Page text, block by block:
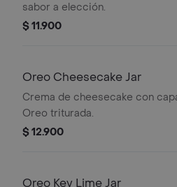
sabor a elección.
$ 11.900
Oreo Cheesecake Jar
Crema de cheesecake con
Oreo triturada.
$ 12.900
Oreo Key Lime Jar